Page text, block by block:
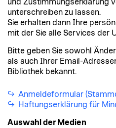
und Zustimmungserklärung
unterschreiben zu lassen.
Sie erhalten dann Ihre
mit der Sie alle Services der
Bitte geben Sie sowohl
als auch Ihrer Email-
Bibliothek bekannt.
Anmeldeformular
Haftungserklärung für
Auswahl der Medien